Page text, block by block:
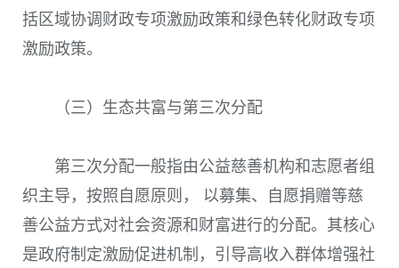
括区域协调财政专项激励政策和绿色转化财政专项
激励政策。
（三）生态共富与第三次分配
第三次分配一般指由公益慈善机构和志愿者组
织主导，按照自愿原则， 以募集、自愿捐赠等慈
善公益方式对社会资源和财富进行的分配。其核心
是政府制定激励促进机制，引导高收入群体增强社